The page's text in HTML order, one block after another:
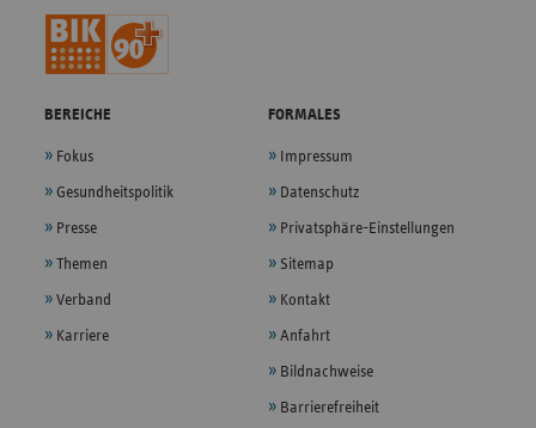
BEREICHE
Fokus
Gesundheitspolitik
Presse
Themen
Verband
Karriere
FORMALES
Impressum
Datenschutz
Privatsphäre-Einstellungen
Sitemap
Kontakt
Anfahrt
Bildnachweise
Barrierefreiheit